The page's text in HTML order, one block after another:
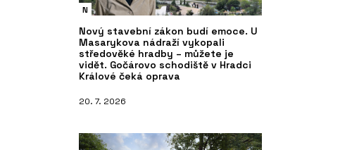
N
Nový stavební zákon budí emoce. U
Masarykova nádraží vykopali
středověké hradby – můžete je
vidět. Gočárovo schodiště v Hradci
Králové čeká oprava
20. 7. 2026